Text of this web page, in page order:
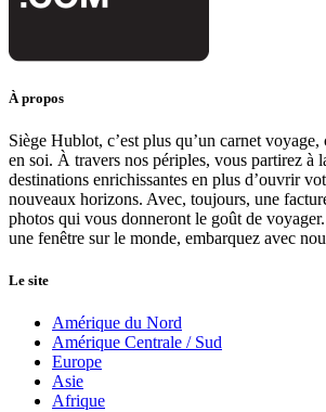
À propos
Siège Hublot, c’est plus qu’un carnet voyage,
en soi. À travers nos périples, vous partirez à
destinations enrichissantes en plus d’ouvrir
nouveaux horizons. Avec, toujours, une
photos qui vous donneront le goût de
une fenêtre sur le monde, embarquez avec
Le site
Amérique du Nord
Amérique Centrale / Sud
Europe
Asie
Afrique